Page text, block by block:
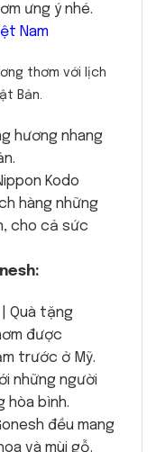
ưng ý nhé.
Nam
thơm với lịch
Bản.
hương nhang
Kodo
hàng những
cho cả sức
Quà tặng
được
trước ở Mỹ.
những người
hòa bình.
đều mang
và mùi gỗ.